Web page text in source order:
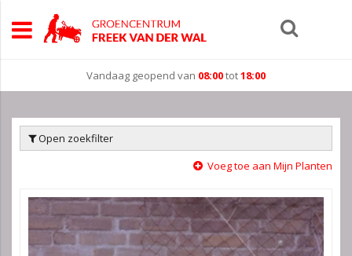
Vandaag geopend van 08:00tot18:00
Open zoekfilter
Voeg toe aan Mijn Planten